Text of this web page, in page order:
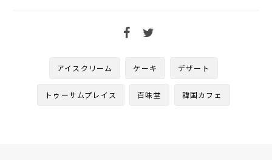
アイスクリーム ケーキ デザート
トゥーサムプレイス 百味堂 韓国カフェ